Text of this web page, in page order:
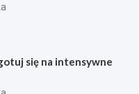
się na intensywne